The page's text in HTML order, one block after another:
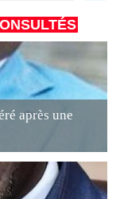
après une